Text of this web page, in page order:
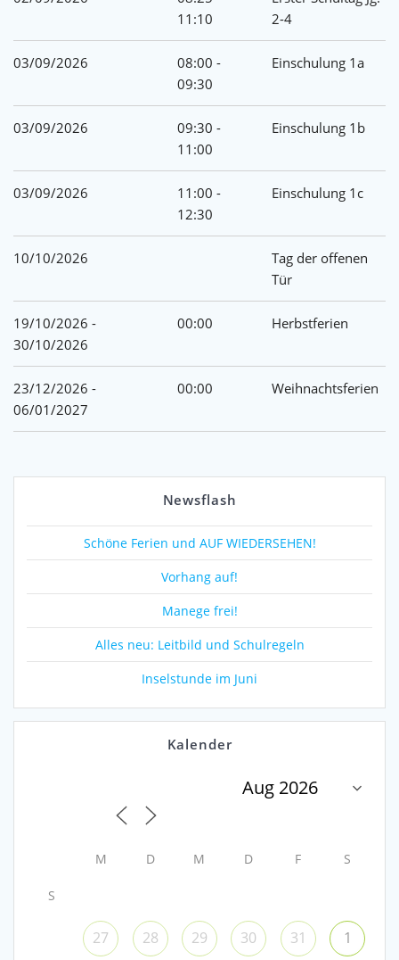
11:10
2-4
03/09/2026
08:00 -
09:30
Einschulung 1a
03/09/2026
09:30 -
11:00
Einschulung 1b
03/09/2026
11:00 -
12:30
Einschulung 1c
10/10/2026
Tag der offenen
Tür
19/10/2026 -
30/10/2026
00:00 Herbstferien
23/12/2026 -
06/01/2027
00:00 Weihnachtsferien
Newsflash
Schöne Ferien und AUF WIEDERSEHEN!
Vorhang auf!
Manege frei!
Alles neu: Leitbild und Schulregeln
Inselstunde im Juni
Kalender
M D M D F S
S
27 28 29 30 31 1